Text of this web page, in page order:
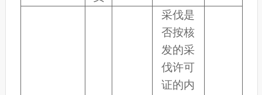
采伐是
否按核
发的采
伐许可
证的内